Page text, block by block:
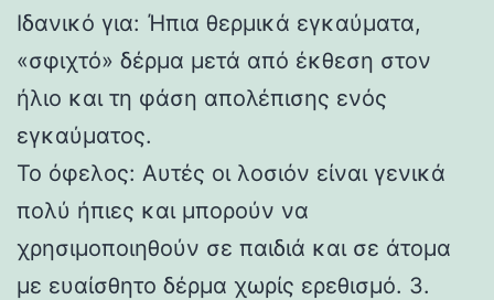
Ιδανικό για: Ήπια θερμικά εγκαύματα,
«σφιχτό» δέρμα μετά από έκθεση στον
ήλιο και τη φάση απολέπισης ενός
εγκαύματος.
Το όφελος: Αυτές οι λοσιόν είναι γενικά
πολύ ήπιες και μπορούν να
χρησιμοποιηθούν σε παιδιά και σε άτομα
με ευαίσθητο δέρμα χωρίς ερεθισμό. 3.